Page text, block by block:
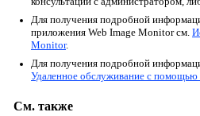
Для получения подробной
приложения Web Image Monitor см.
Monitor.
Для получения подробной
Удаленное обслуживание с помощью
См. также